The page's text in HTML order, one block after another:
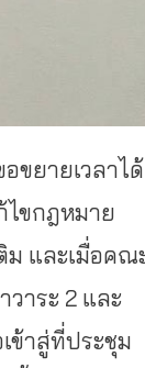
ขยายเวลาได้
ไขกฎหมาย
ม และเมื่อคณ
าระ 2 และ
ข้าสู่ที่ประชุม